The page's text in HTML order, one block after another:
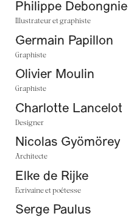
Philippe Debongnie
Illustrateur et graphiste
Germain Papillon
Graphiste
Olivier Moulin
Graphiste
Charlotte Lancelot
Designer
Nicolas Gyömörey
Architecte
Elke de Rijke
Ecrivaine et poétesse
Serge Paulus